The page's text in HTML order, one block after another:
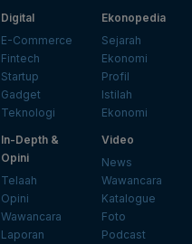
Digital
E-Commerce
Fintech
Startup
Gadget
Teknologi
Ekonopedia
Sejarah
Ekonomi
Profil
Istilah
Ekonomi
In-Depth &
Opini
Telaah
Opini
Wawancara
Laporan
Video
News
Wawancara
Katalogue
Foto
Podcast